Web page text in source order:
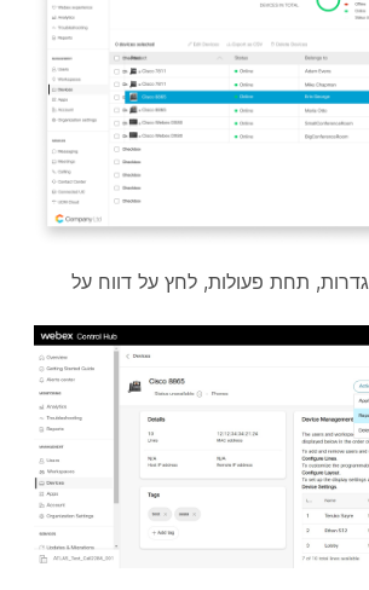
תחת פעולות, לחץ על דווח על